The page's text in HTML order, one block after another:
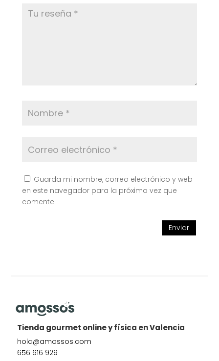
Guarda mi nombre, correo electrónico y web
en este navegador para la próxima vez que
comente.
Enviar
Tienda gourmet online y física en Valencia
hola@amossos.com
656 616 929